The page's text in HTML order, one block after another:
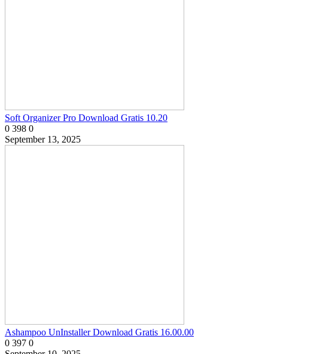
Soft Organizer Pro Download Gratis 10.20
0 398 0
September 13, 2025
Ashampoo UnInstaller Download Gratis 16.00.00
0 397 0